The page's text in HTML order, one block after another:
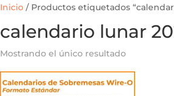
Inicio / Productos etiquetados
calendario lunar
Mostrando el único resultado